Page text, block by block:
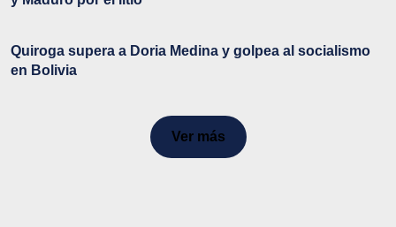
Quiroga supera a Doria Medina y golpea al socialismo
en Bolivia
Ver más